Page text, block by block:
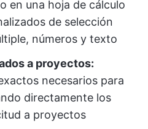
en una hoja de cálculo
de selección
números y texto
a proyectos:
necesarios para
directamente los
a proyectos